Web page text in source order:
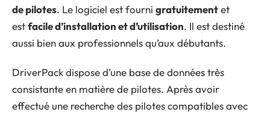
de pilotes. Le logiciel est fourni gratuitementet
estfacile d’installation et d’utilisation. Il est destiné
aussi bien aux professionnels qu’aux débutants.
DriverPack dispose d’une base de données très
consistante en matière de pilotes. Après avoir
effectué une recherche des pilotes compatibles avec